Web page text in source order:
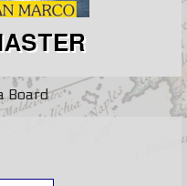
Board